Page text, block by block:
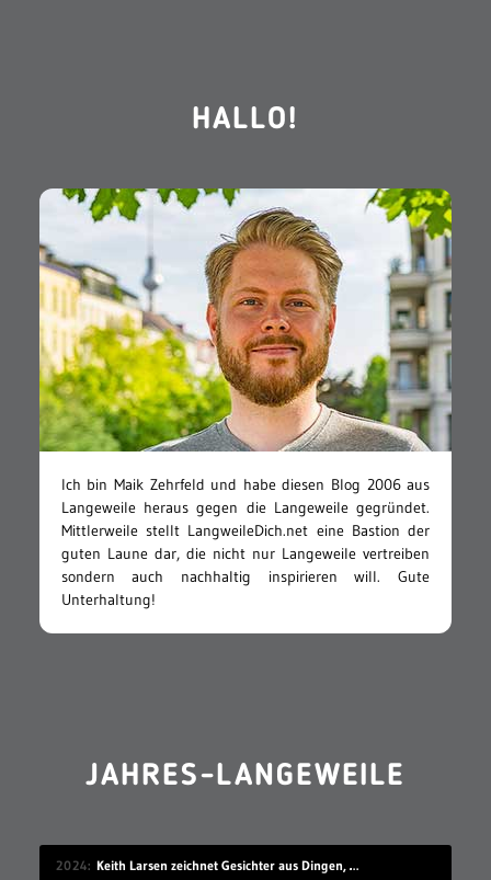
HALLO!
Ich bin Maik Zehrfeld und habe diesen Blog 2006 aus
Langeweile heraus gegen die Langeweile gegründet.
Mittlerweile stellt LangweileDich.net eine Bastion der
guten Laune dar, die nicht nur Langeweile vertreiben
sondern auch nachhaltig inspirieren will. Gute
Unterhaltung!
JAHRES-LANGEWEILE
2024 Keith Larsen zeichnet Gesichter aus Dingen, die wie Gesichter aussehen